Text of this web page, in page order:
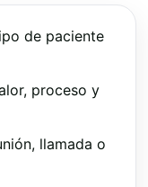
de paciente
proceso y
llamada o